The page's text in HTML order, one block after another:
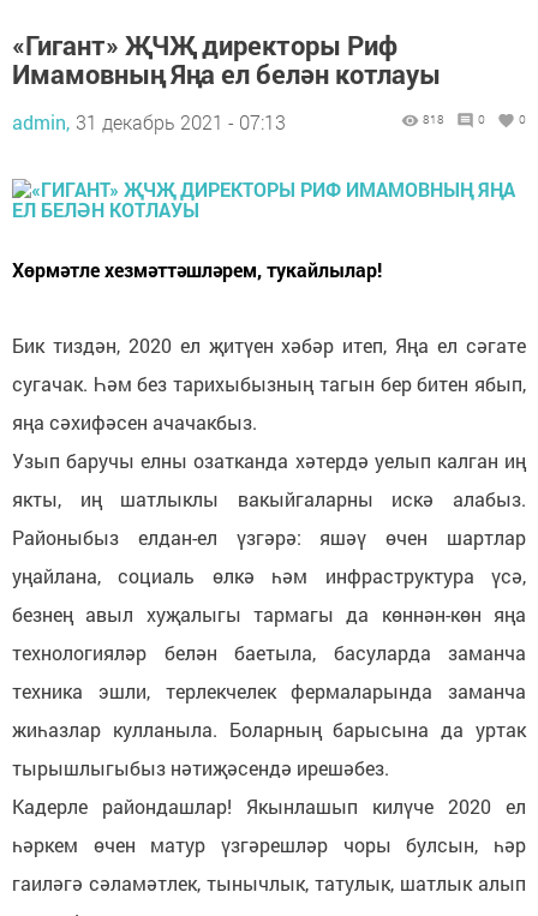
«Гигант» ҖЧҖ директоры Риф
Имамовның Яңа ел белән котлауы
admin, 31 декабрь 2021 - 07:13 818 0 0
Хөрмәтле хезмәттәшләрем, тукайлылар!
Бик тиздән, 2020 ел җитүен хәбәр итеп, Яңа ел сәгате
сугачак. Һәм без тарихыбызның тагын бер битен ябып,
яңа сәхифәсен ачачакбыз.
Узып баручы елны озатканда хәтердә уелып калган иң
якты, иң шатлыклы вакыйгаларны искә алабыз.
Районыбыз елдан-ел үзгәрә: яшәү өчен шартлар
уңайлана, социаль өлкә һәм инфраструктура үсә,
безнең авыл хуҗалыгы тармагы да көннән-көн яңа
технологияләр белән баетыла, басуларда заманча
техника эшли, терлекчелек фермаларында заманча
жиһазлар кулланыла. Боларның барысына да уртак
тырышлыгыбыз нәтиҗәсендә ирешәбез.
Кадерле райондашлар! Якынлашып килүче 2020 ел
һәркем өчен матур үзгәрешләр чоры булсын, һәр
гаиләгә сәламәтлек, тынычлык, татулык, шатлык алып